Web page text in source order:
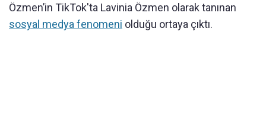
Özmen’in TikTok'ta Lavinia Özmen olarak tanınan
sosyal medya fenomeni olduğu ortaya çıktı.